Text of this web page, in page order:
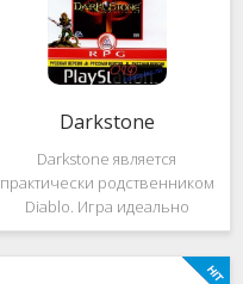
рушится, но
Darkstone
Darkstone является
практически родственником
Diablo. Игра идеально
подойдёт для тех, кто ищет
альтернативу последнему.
Несмотря на то, что эти 2